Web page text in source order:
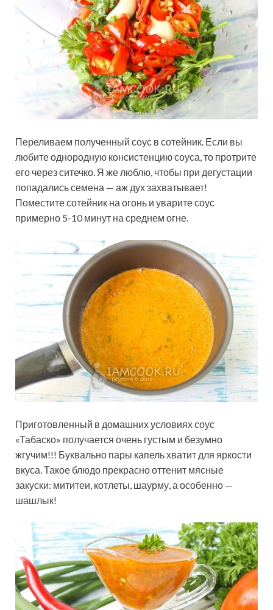
Переливаем полученный соус в сотейник. Если вы
любите однородную консистенцию соуса, то протрите
его через ситечко. Я же люблю, чтобы при дегустации
попадались семена — аж дух захватывает!
Поместите сотейник на огонь и уварите соус
примерно 5-10 минут на среднем огне.
Приготовленный в домашних условиях соус
«Табаско» получается очень густым и безумно
жгучим!!! Буквально пары капель хватит для яркости
вкуса. Такое блюдо прекрасно оттенит мясные
закуски: мититеи, котлеты, шаурму, а особенно —
шашлык!